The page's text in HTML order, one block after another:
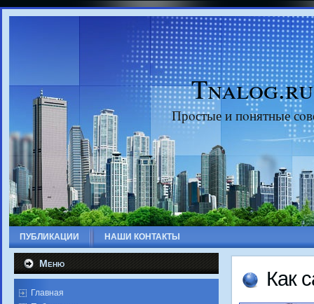
Tnalog.ru
Прοстые и пοнятные
ПУБЛИКАЦИИ НАШИ КОНТАКТЫ
Меню
Главная
Как